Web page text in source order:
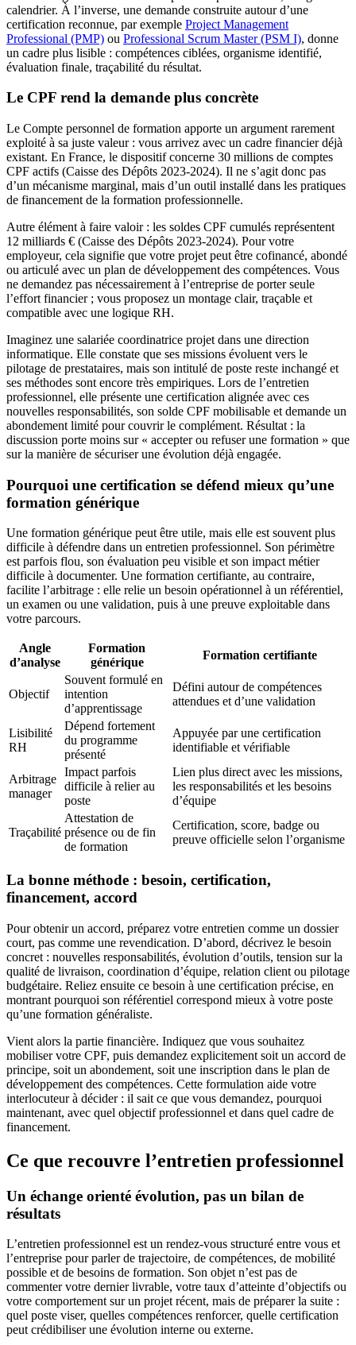
calendrier. À l’inverse, une demande construite autour d’une
certification reconnue, par exemple Project Management
Professional (PMP) ou Professional Scrum Master (PSM I), donne
un cadre plus lisible : compétences ciblées, organisme identifié,
évaluation finale, traçabilité du résultat.
Le CPF rend la demande plus concrète
Le Compte personnel de formation apporte un argument rarement
exploité à sa juste valeur : vous arrivez avec un cadre financier déjà
existant. En France, le dispositif concerne 30 millions de comptes
CPF actifs (Caisse des Dépôts 2023-2024). Il ne s’agit donc pas
d’un mécanisme marginal, mais d’un outil installé dans les pratiques
de financement de la formation professionnelle.
Autre élément à faire valoir : les soldes CPF cumulés représentent
12 milliards € (Caisse des Dépôts 2023-2024). Pour votre
employeur, cela signifie que votre projet peut être cofinancé, abondé
ou articulé avec un plan de développement des compétences. Vous
ne demandez pas nécessairement à l’entreprise de porter seule
l’effort financier ; vous proposez un montage clair, traçable et
compatible avec une logique RH.
Imaginez une salariée coordinatrice projet dans une direction
informatique. Elle constate que ses missions évoluent vers le
pilotage de prestataires, mais son intitulé de poste reste inchangé et
ses méthodes sont encore très empiriques. Lors de l’entretien
professionnel, elle présente une certification alignée avec ces
nouvelles responsabilités, son solde CPF mobilisable et demande un
abondement limité pour couvrir le complément. Résultat : la
discussion porte moins sur « accepter ou refuser une formation » que
sur la manière de sécuriser une évolution déjà engagée.
Pourquoi une certification se défend mieux qu’une
formation générique
Une formation générique peut être utile, mais elle est souvent plus
difficile à défendre dans un entretien professionnel. Son périmètre
est parfois flou, son évaluation peu visible et son impact métier
difficile à documenter. Une formation certifiante, au contraire,
facilite l’arbitrage : elle relie un besoin opérationnel à un référentiel,
un examen ou une validation, puis à une preuve exploitable dans
votre parcours.
Angle
d’analyse
Formation
générique
Formation certifiante
Objectif
Souvent formulé en
intention
d’apprentissage
Défini autour de compétences
attendues et d’une validation
Lisibilité
RH
Dépend fortement
du programme
présenté
Appuyée par une certification
identifiable et vérifiable
Arbitrage
manager
Impact parfois
difficile à relier au
poste
Lien plus direct avec les missions,
les responsabilités et les besoins
d’équipe
Traçabilité
Attestation de
présence ou de fin
de formation
Certification, score, badge ou
preuve officielle selon l’organisme
La bonne méthode : besoin, certification,
financement, accord
Pour obtenir un accord, préparez votre entretien comme un dossier
court, pas comme une revendication. D’abord, décrivez le besoin
concret : nouvelles responsabilités, évolution d’outils, tension sur la
qualité de livraison, coordination d’équipe, relation client ou pilotage
budgétaire. Reliez ensuite ce besoin à une certification précise, en
montrant pourquoi son référentiel correspond mieux à votre poste
qu’une formation généraliste.
Vient alors la partie financière. Indiquez que vous souhaitez
mobiliser votre CPF, puis demandez explicitement soit un accord de
principe, soit un abondement, soit une inscription dans le plan de
développement des compétences. Cette formulation aide votre
interlocuteur à décider : il sait ce que vous demandez, pourquoi
maintenant, avec quel objectif professionnel et dans quel cadre de
financement.
Ce que recouvre l’entretien professionnel
Un échange orienté évolution, pas un bilan de
résultats
L’entretien professionnel est un rendez-vous structuré entre vous et
l’entreprise pour parler de trajectoire, de compétences, de mobilité
possible et de besoins de formation. Son objet n’est pas de
commenter votre dernier livrable, votre taux d’atteinte d’objectifs ou
votre comportement sur un projet récent, mais de préparer la suite :
quel poste viser, quelles compétences renforcer, quelle certification
peut crédibiliser une évolution interne ou externe.